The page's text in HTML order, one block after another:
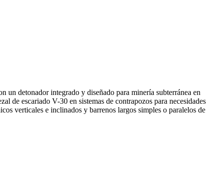
detonador integrado y diseñado para minería subterránea en
de escariado V-30 en sistemas de contrapozos para necesidades
verticales e inclinados y barrenos largos simples o paralelos de